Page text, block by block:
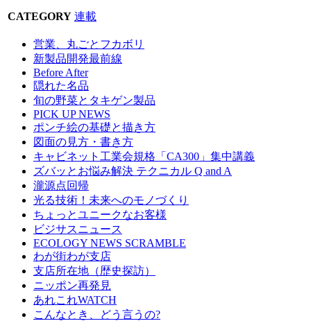
CATEGORY 連載
営業、丸ごとフカボリ
新製品開発最前線
Before After
隠れた名品
旬の野菜とタキゲン製品
PICK UP NEWS
ポンチ絵の基礎と描き方
図面の見方・書き方
キャビネット工業会規格「CA300」集中講義
ズバッとお悩み解決 テクニカル Q and A
瀧源点回帰
光る技術！未来へのモノづくり
ちょっとユニークなお客様
ビジサスニュース
ECOLOGY NEWS SCRAMBLE
わが街わが支店
支店所在地（歴史探訪）
ニッポン再発見
あれこれWATCH
こんなとき、どう言うの?